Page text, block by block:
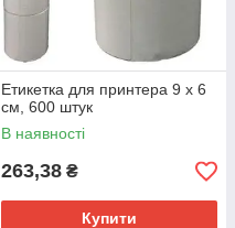
Етикетка для принтера 9 x 6
см, 600 штук
В наявності
263,38 ₴
Купити